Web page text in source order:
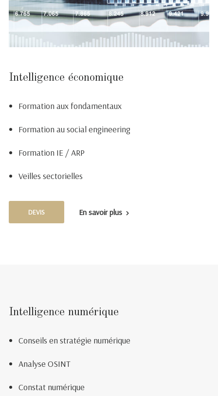
Intelligence économique
Formation aux fondamentaux
Formation au social engineering
Formation IE / ARP
Veilles sectorielles
DEVIS En savoir plus
Intelligence numérique
Conseils en stratégie numérique
Analyse OSINT
Constat numérique